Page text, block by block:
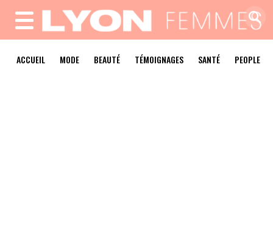
MENU
ACCUEIL MODE BEAUTÉ TÉMOIGNAGES SANTÉ PEOPLE